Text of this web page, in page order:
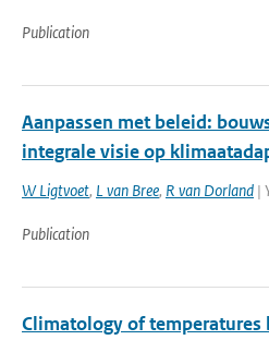
Publication
Aanpassen met beleid:
integrale visie op
W Ligtvoet, L van Bree, R van Dorland |
Publication
Climatology of temperatures